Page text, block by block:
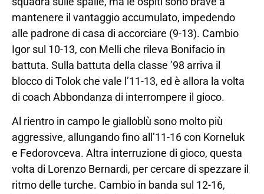
mantenere il vantaggio accumulato, impedendo
alle padrone di casa di accorciare (9-13). Cambio
Igor sul 10-13, con Melli che rileva Bonifacio in
battuta. Sulla battuta della classe ’98 arriva il
blocco di Tolok che vale l’11-13, ed è allora la volta
di coach Abbondanza di interrompere il gioco.
Al rientro in campo le gialloblù sono molto più
aggressive, allungando fino all’11-16 con Korneluk
e Fedorovceva. Altra interruzione di gioco, questa
volta di Lorenzo Bernardi, per cercare di spezzare il
ritmo delle turche. Cambio in banda sul 12-16,